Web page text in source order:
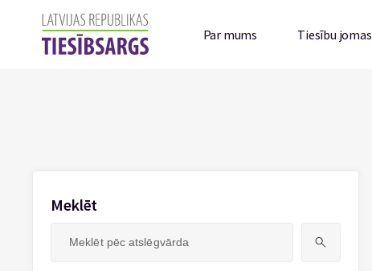
Par mums Tiesību jomas
Meklēt